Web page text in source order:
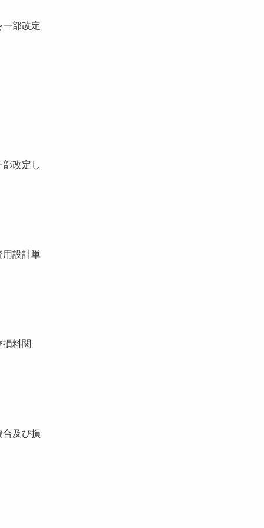
一部改定
改定し
用設計単
損料関
合及び損